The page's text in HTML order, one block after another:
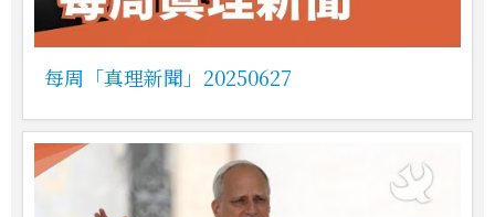
每周「真理新聞」20250627